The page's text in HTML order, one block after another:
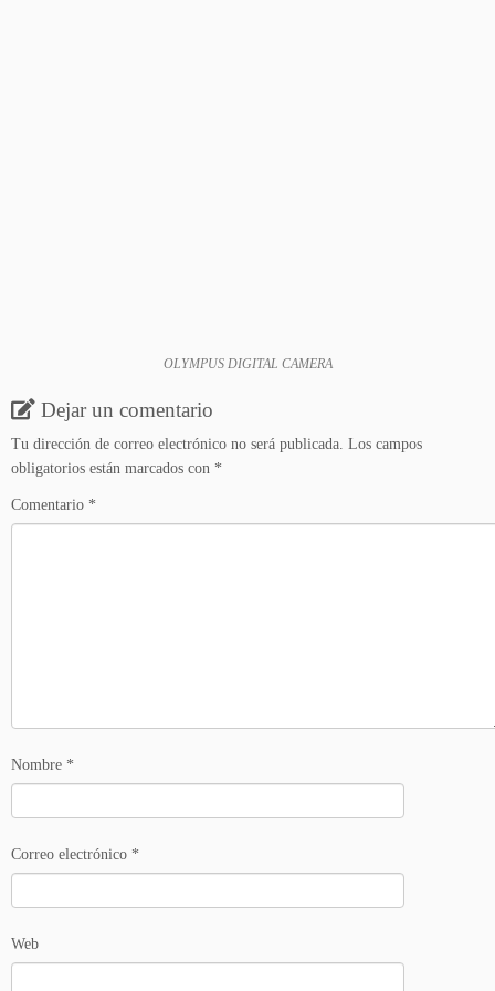
OLYMPUS DIGITAL CAMERA
Dejar un comentario
Tu dirección de correo electrónico no será publicada. Los campos
obligatorios están marcados con *
Comentario *
Nombre *
Correo electrónico *
Web